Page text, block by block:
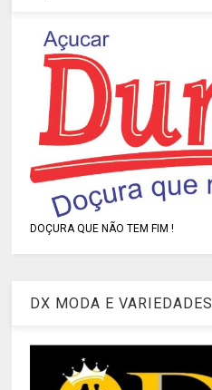
DOÇURA QUE NÃO TEM FIM !
DX MODA E VARIEDADES